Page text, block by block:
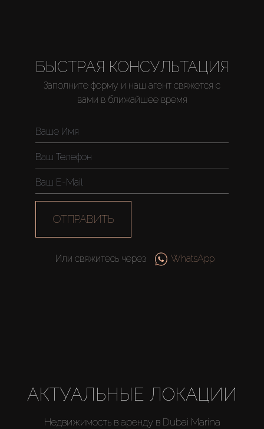
Купить
Продажа
Новостройки
AX Journal
Каталоги
БЫСТРАЯ КОНСУЛЬТАЦИЯ
Заполните форму и наш агент свяжется с
вами в ближайшее время
ОТПРАВИТЬ
Или свяжитесь через WhatsApp
АКТУАЛЬНЫЕ ЛОКАЦИИ
Недвижимость в аренду в Dubai Marina